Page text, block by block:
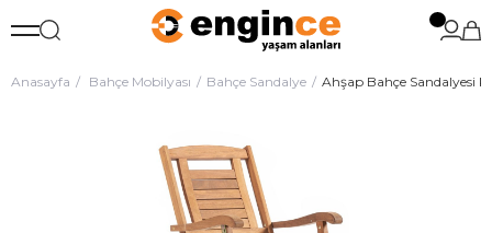
Anasayfa Bahçe Mobilyası Bahçe Sandalye Ahşap Bahçe Sandalyesi